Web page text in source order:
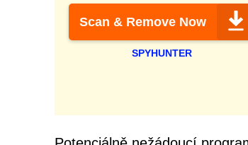
Scan & Remove Now
SPYHUNTER